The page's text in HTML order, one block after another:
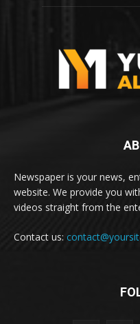
Newspaper is your news,
website. We provide you
videos straight from the
Contact us: